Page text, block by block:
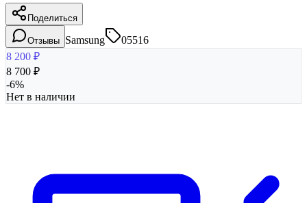
Поделиться
Отзывы Samsung
05516
8 200 ₽
8 700 ₽
-6%
Нет в наличии